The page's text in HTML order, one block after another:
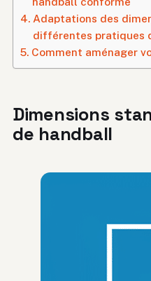
Adaptations des
différentes pratiques
Comment aménager
Dimensions
de handball